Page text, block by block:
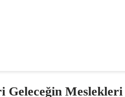
Geleceğin Meslekleri